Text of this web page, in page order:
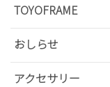
TOYOFRAME
おしらせ
アクセサリー